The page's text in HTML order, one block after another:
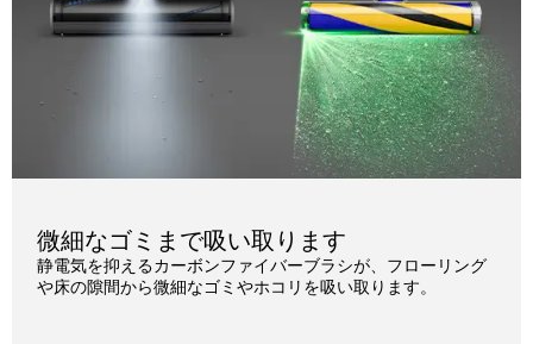
微細なゴミまで吸い取ります
静電気を抑えるカーボンファイバーブラシが、フローリング
や床の隙間から微細なゴミやホコリを吸い取ります。